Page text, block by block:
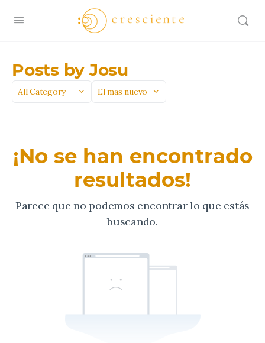
Posts by Josu
Categoría
Sort
¡No se han encontrado
resultados!
Parece que no podemos encontrar lo que estás
buscando.